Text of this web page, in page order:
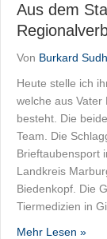
Aus dem
Von Burkard
Heute stelle ich
welche aus
besteht. Die
Team. Die
Brieftaubensport
Landkreis
Biedenkopf. Die
Tiermedizien in
Mehr Lesen »